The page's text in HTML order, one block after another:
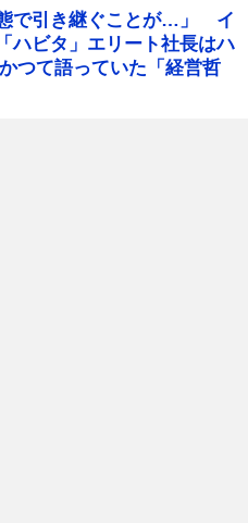
態で引き継ぐことが…」 イ
ハビタ」エリート社長はハ
つて語っていた「経営哲